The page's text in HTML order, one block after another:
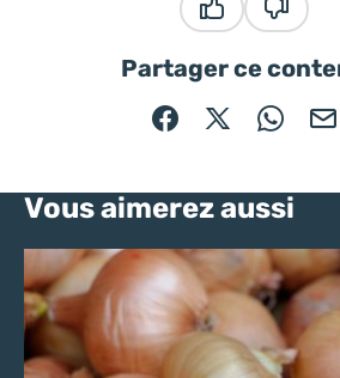
Partager ce
Partager surPartager sur
Vous aimerez aussi